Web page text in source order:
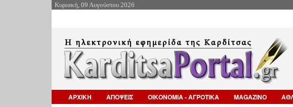
Κυριακή, 09 Αυγούστου 2026
ΑΡΧΙΚΗ ΑΠΟΨΕΙΣ ΟΙΚΟΝΟΜΙΑ - ΑΓΡΟΤΙΚΑ MAGAZINO